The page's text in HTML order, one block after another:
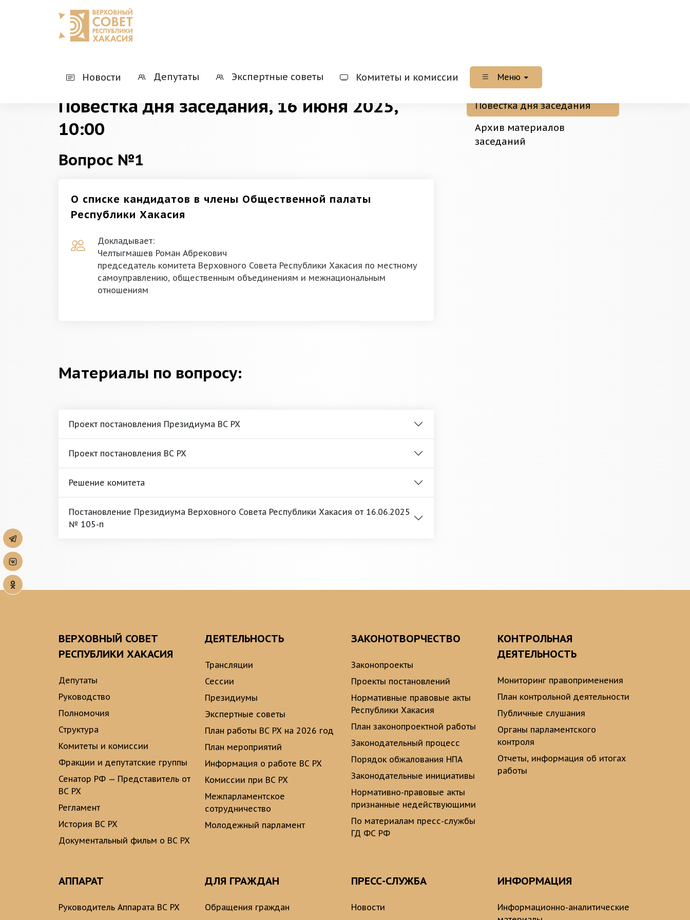
Новости Депутаты Экспертные советы Комитеты и комиссии Меню
Повестка дня заседания
Архив материалов
заседаний
Повестка дня заседания, 16 июня 2025,
10:00
Вопрос №1
О списке кандидатов в члены Общественной палаты
Республики Хакасия
Докладывает:
Челтыгмашев Роман Абрекович
председатель комитета Верховного Совета Республики Хакасия по местному
самоуправлению, общественным объединениям и межнациональным
отношениям
Материалы по вопросу:
Проект постановления Президиума ВС РХ
Проект постановления ВС РХ
Решение комитета
Постановление Президиума Верховного Совета Республики Хакасия от 16.06.2025
№ 105-п
ВЕРХОВНЫЙ СОВЕТ
РЕСПУБЛИКИ ХАКАСИЯ
Депутаты
Руководство
Полномочия
Структура
Комитеты и комиссии
Фракции и депутатские группы
Сенатор РФ — Представитель от
ВС РХ
Регламент
История ВС РХ
Документальный фильм о ВС РХ
ДЕЯТЕЛЬНОСТЬ
Трансляции
Сессии
Президиумы
Экспертные советы
План работы ВС РХ на 2026 год
План мероприятий
Информация о работе ВС РХ
Комиссии при ВС РХ
Межпарламентское
сотрудничество
Молодежный парламент
ЗАКОНОТВОРЧЕСТВО
Законопроекты
Проекты постановлений
Нормативные правовые акты
Республики Хакасия
План законопроектной работы
Законодательный процесс
Порядок обжалования НПА
Законодательные инициативы
Нормативно-правовые акты
признанные недействующими
По материалам пресс-службы
ГД ФС РФ
КОНТРОЛЬНАЯ
ДЕЯТЕЛЬНОСТЬ
Мониторинг правоприменения
План контрольной деятельности
Публичные слушания
Органы парламентского
контроля
Отчеты, информация об итогах
работы
АППАРАТ
Руководитель Аппарата ВС РХ
ДЛЯ ГРАЖДАН
Обращения граждан
ПРЕСС-СЛУЖБА
Новости
ИНФОРМАЦИЯ
Информационно-аналитические